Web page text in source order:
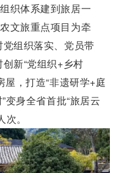
织体系建到旅居一
文旅重点项目为牵
组织落实、党员带
新“党组织+乡村
，打造“非遗研学+庭
变身全省首批“旅居云
。